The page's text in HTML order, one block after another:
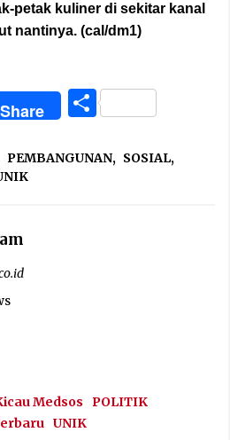
petak kuliner di sekitar kanal
nantinya. (cal/dm1)
Share Share
PEMBANGUNAN, SOSIAL,
Medsos
POLITIK
UNIK